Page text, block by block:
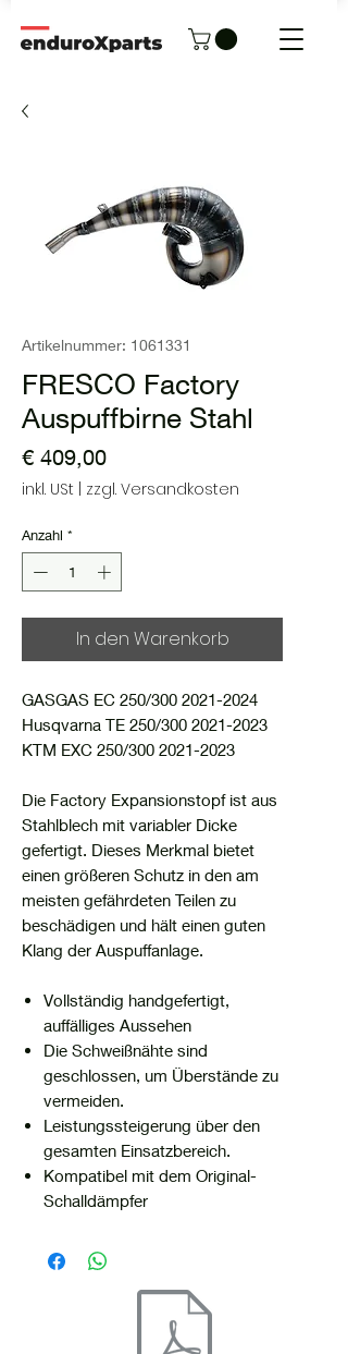
Artikelnummer: 1061331
FRESCO Factory
Auspuffbirne Stahl
€ 409,00Preis
inkl. USt zzgl. Versandkosten
Anzahl *
In den Warenkorb
GASGAS EC 250/300 2021-2024
Husqvarna TE 250/300 2021-2023
KTM EXC 250/300 2021-2023
Die Factory Expansionstopf ist aus
Stahlblech mit variabler Dicke
gefertigt. Dieses Merkmal bietet
einen größeren Schutz in den am
meisten gefährdeten Teilen zu
beschädigen und hält einen guten
Klang der Auspuffanlage.
Vollständig handgefertigt,
auffälliges Aussehen
Die Schweißnähte sind
geschlossen, um Überstände zu
vermeiden.
Leistungssteigerung über den
gesamten Einsatzbereich.
Kompatibel mit dem Original-
Schalldämpfer